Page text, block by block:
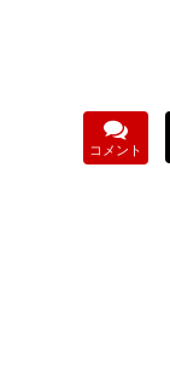
コメント